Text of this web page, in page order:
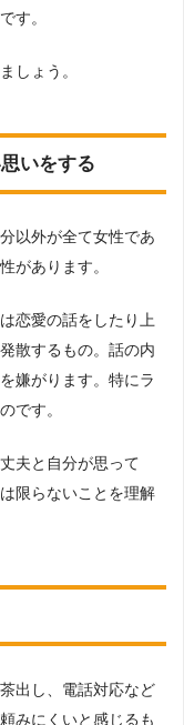
す。
しょう。
いをする
以外が全て女性であ
があります。
恋愛の話をしたり上
散するもの。話の内
嫌がります。特にラ
です。
夫と自分が思って
限らないことを理解
出し、電話対応など
みにくいと感じるも